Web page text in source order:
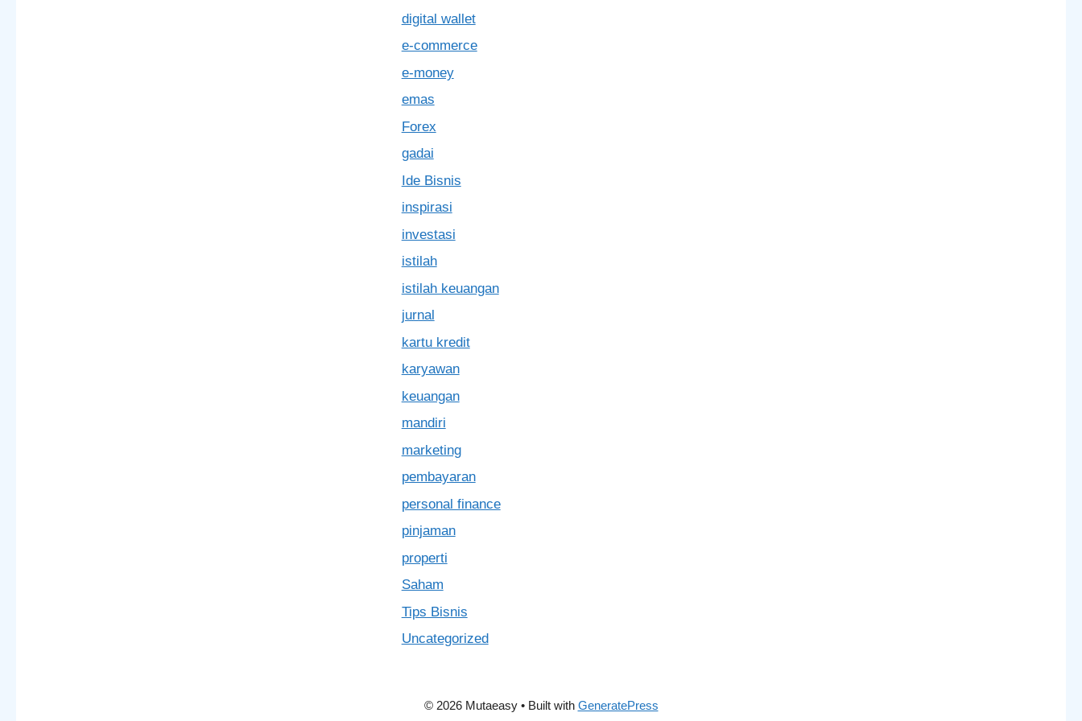
digital wallet
e-commerce
e-money
emas
Forex
gadai
Ide Bisnis
inspirasi
investasi
istilah
istilah keuangan
jurnal
kartu kredit
karyawan
keuangan
mandiri
marketing
pembayaran
personal finance
pinjaman
properti
Saham
Tips Bisnis
Uncategorized
© 2026 Mutaeasy• Built with GeneratePress